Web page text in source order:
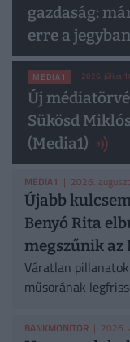
gazdaság:
erre a
MEDIA1 2026. július
Új
Sükösd
(Media1)
MEDIA1 | 2026.
Újabb
Benyó Rita
megszűnik az
Váratlan
műsorának
BANKMONITOR | 2026.